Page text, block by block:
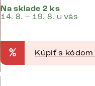
Na sklade 2 ks
14. 8. – 19. 8. u vás
% Kúpiť s kódom